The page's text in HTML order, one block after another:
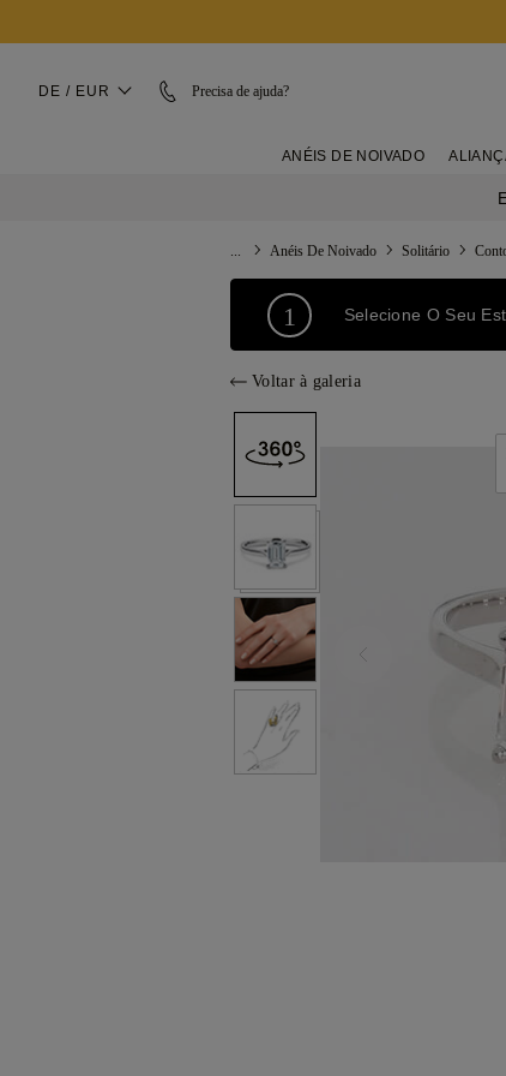
DE / EUR Precisa de ajuda?
ANÉIS DE NOIVADO
Anéis De Noivado Solitário
1 Selecione O Seu
Voltar à galeria